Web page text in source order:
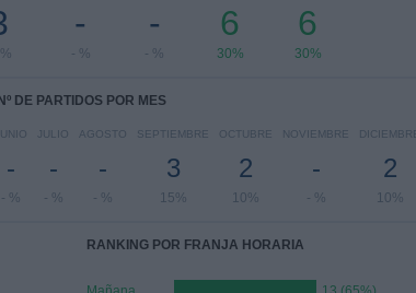
-
- %
-
- %
6
30%
6
30%
Nº DE PARTIDOS POR MES
-
- %
JULIO
-
- %
AGOSTO
-
- %
SEPTIEMBRE
3
15%
OCTUBRE
2
10%
NOVIEMBRE
-
- %
DICIEMBRE
2
10%
RANKING POR FRANJA HORARIA